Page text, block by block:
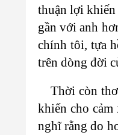
thuận lợi khiến
gần với anh
chính tôi, tựa
trên dòng đời
Thời còn
khiến cho
nghĩ rằng do